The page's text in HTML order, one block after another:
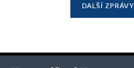
DALŠÍ ZPRÁVY